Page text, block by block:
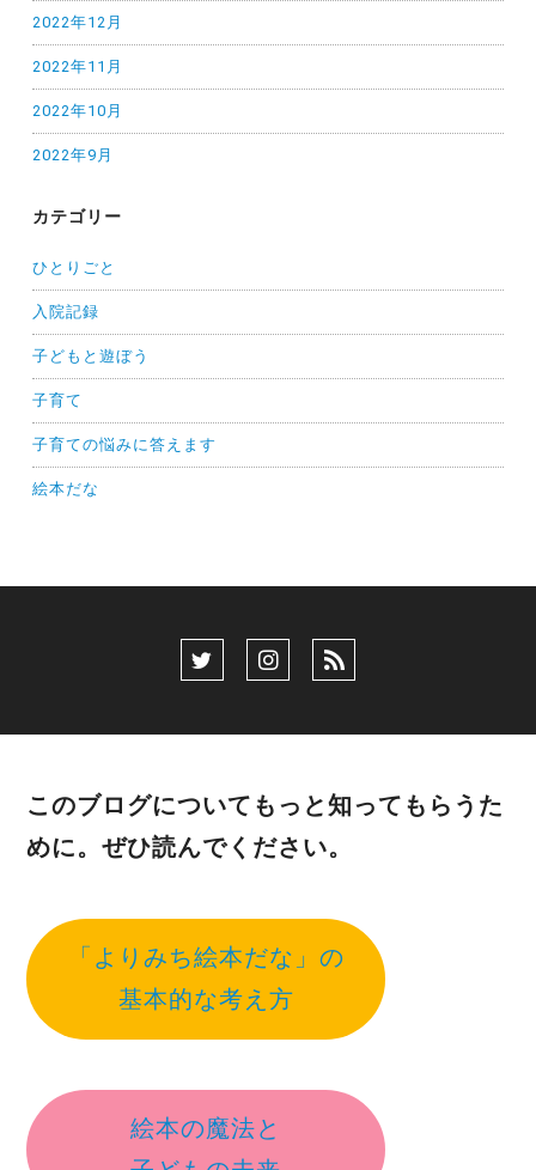
2022年12月
2022年11月
2022年10月
2022年9月
カテゴリー
ひとりごと
入院記録
子どもと遊ぼう
子育て
子育ての悩みに答えます
絵本だな
このブログについてもっと知ってもらうた
めに。ぜひ読んでください。
「よりみち絵本だな」の
基本的な考え方
絵本の魔法と